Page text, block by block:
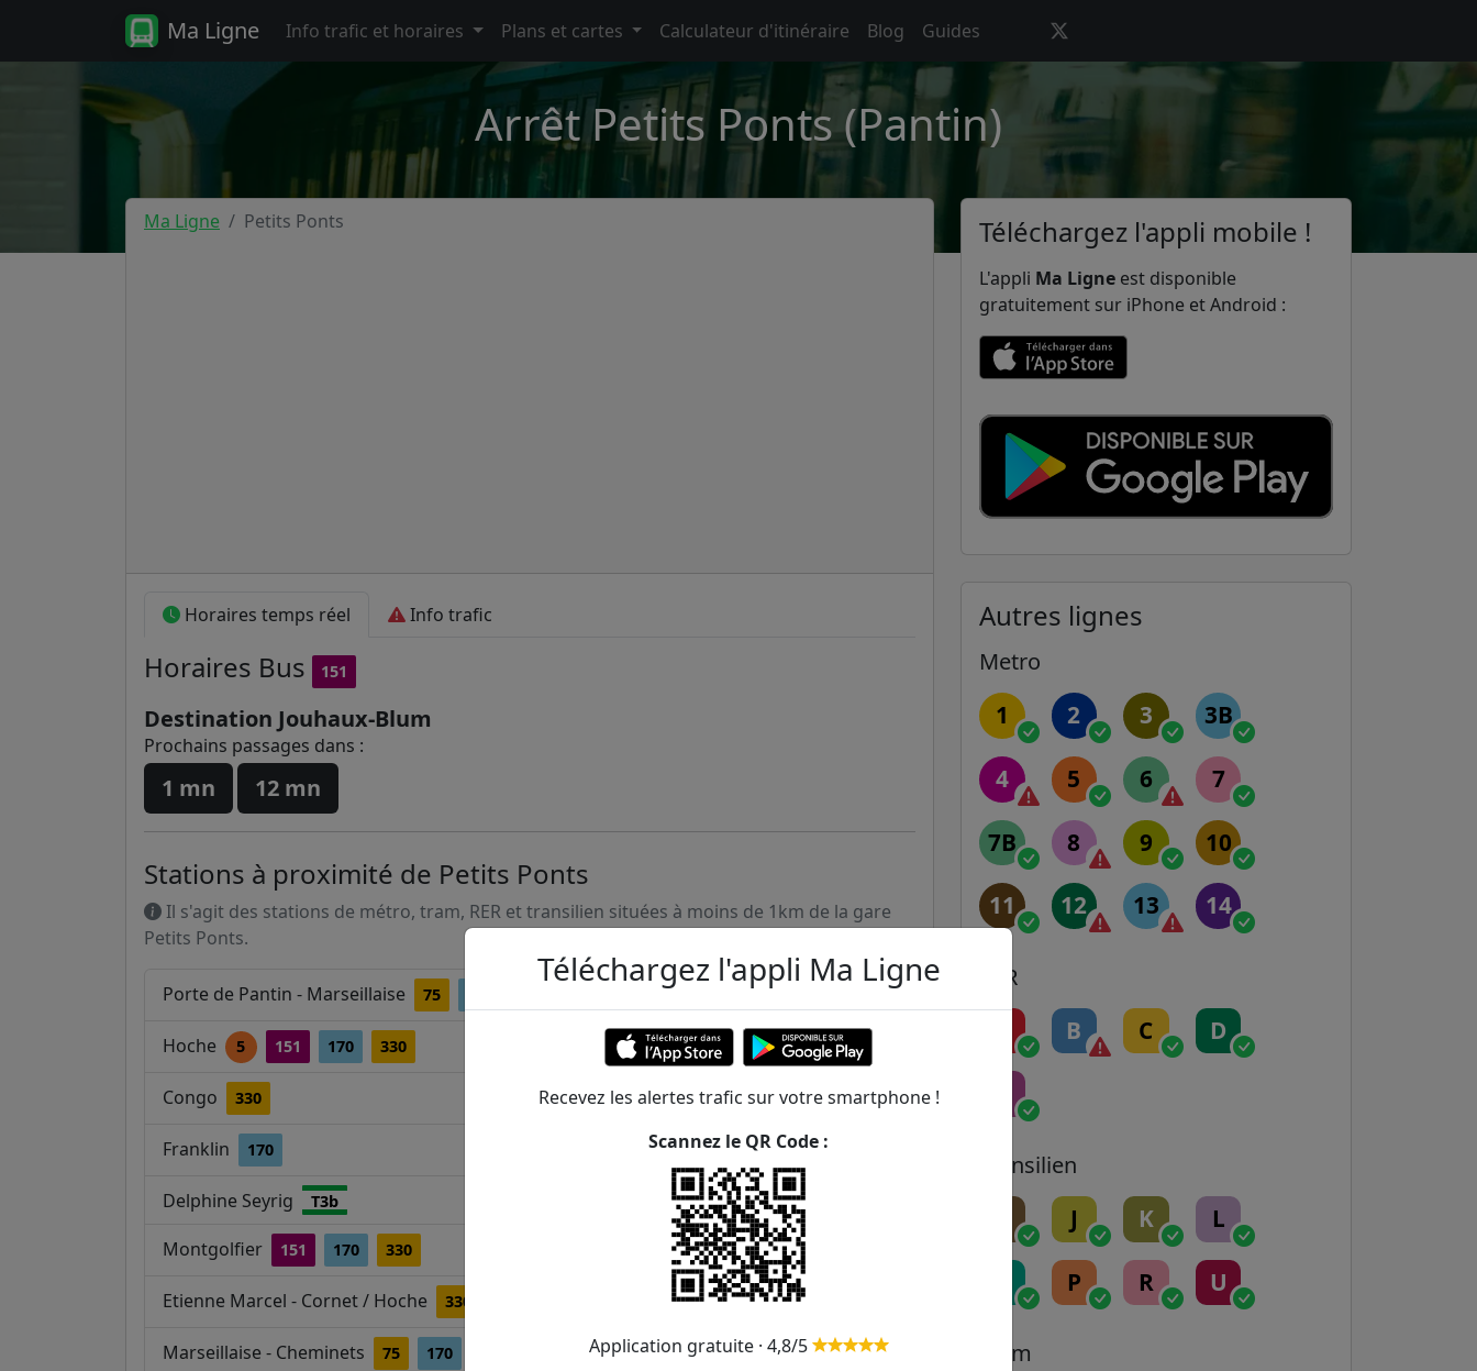
Ma Ligne Info trafic et horaires Plans et cartes Calculateur d'itinéraire Blog Guides
Arrêt Petits Ponts (Pantin)
Ma Ligne Petits Ponts
Horaires temps réel Info trafic
Horaires Bus 151
Destination Jouhaux-Blum
Prochains passages dans :
1 mn 12 mn
Stations à proximité de Petits Ponts
Il s'agit des stations de métro, tram, RER et transilien situées à moins de 1km de la gare
Petits Ponts.
Porte de Pantin - Marseillaise 75 208m
Hoche 5 151 170 330
Congo 330 307m
Franklin 170
Delphine Seyrig T3b
Montgolfier 151 170 330
Etienne Marcel - Cornet / Hoche 330
Marseillaise - Cheminets 75 170 471m
Téléchargez l'appli mobile !
L'appli Ma Ligne est disponible
gratuitement sur iPhone et Android :
Autres lignes
Metro
1 2 3 3B
4 5 6 7
7B 8 9 10
11 12 13 14
RER
B C D
Transilien
J K L
P R U
Tram
Téléchargez l'appli Ma Ligne
Recevez les alertes trafic sur votre smartphone !
Scannez le QR Code :
Application gratuite · 4,8/5